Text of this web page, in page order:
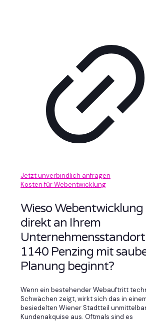
Jetzt unverbindlich anfragen
Kosten für Webentwicklung
Wieso Webentwicklung
direkt an Ihrem
1140 Penzing mit
Planung beginnt?
Wenn ein bestehender Webauftritt
Schwächen zeigt, wirkt sich das in
besiedelten Wiener Stadtteil
Kundenakquise aus. Oftmals sind es